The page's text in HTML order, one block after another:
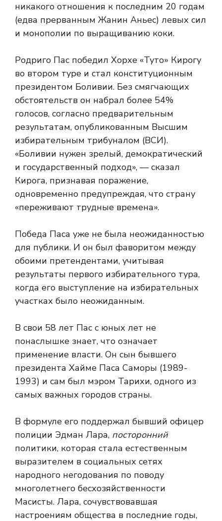
никакого отношения к последним 20 годам
(едва прерванным Жанин Аньес) левых сил
и монополии по выращиванию коки.
Родриго Пас победил Хорхе «Туто» Кирогу
во втором туре и стал конституционным
президентом Боливии. Без смягчающих
обстоятельств он набрал более 54%
голосов, согласно предварительным
результатам, опубликованным Высшим
избирательным трибуналом (ВСИ).
«Боливии нужен зрелый, демократический
и государственный подход», — сказал
Кирога, признавая поражение,
одновременно предупреждая, что страну
«переживают трудные времена».
Победа Паса уже не была неожиданностью
для публики. И он был фаворитом между
обоими претендентами, учитывая
результаты первого избирательного тура,
когда его выступление на избирательных
участках было неожиданным.
В свои 58 лет Пас с юных лет не
понаслышке знает, что означает
применение власти. Он сын бывшего
президента Хайме Паса Саморы (1989-
1993) и сам был мэром Тарихи, одного из
самых важных городов страны.
В формуле его поддержал бывший офицер
полиции Эдман Лара, посторонний
политики, которая стала естественным
выразителем в социальных сетях
народного негодования по поводу
многолетнего бесхозяйственности
Масисты. Лара, сочувствовавшая
настроениям общества в последние годы,